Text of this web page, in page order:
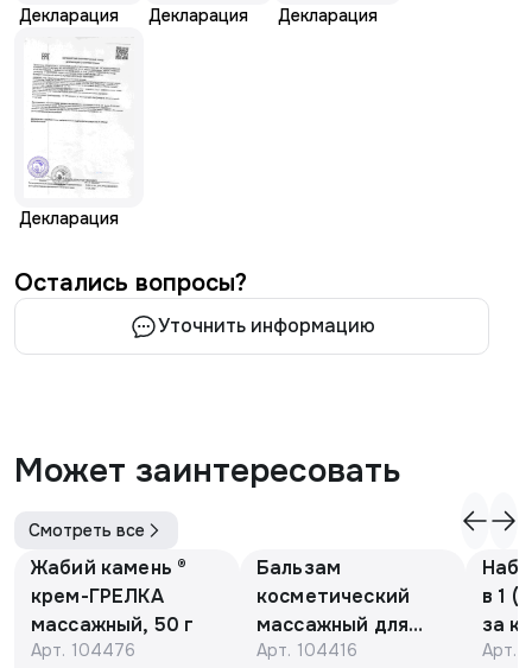
Декларация Декларация Декларация
Декларация
Остались вопросы?
Уточнить информацию
Может заинтересовать
Смотреть все
Жабий камень ®
крем-ГРЕЛКА
массажный, 50 г
Арт. 104476
Бальзам
косметический
массажный для
детей с барсучьим
Арт. 104416
в 1
за
Арт.